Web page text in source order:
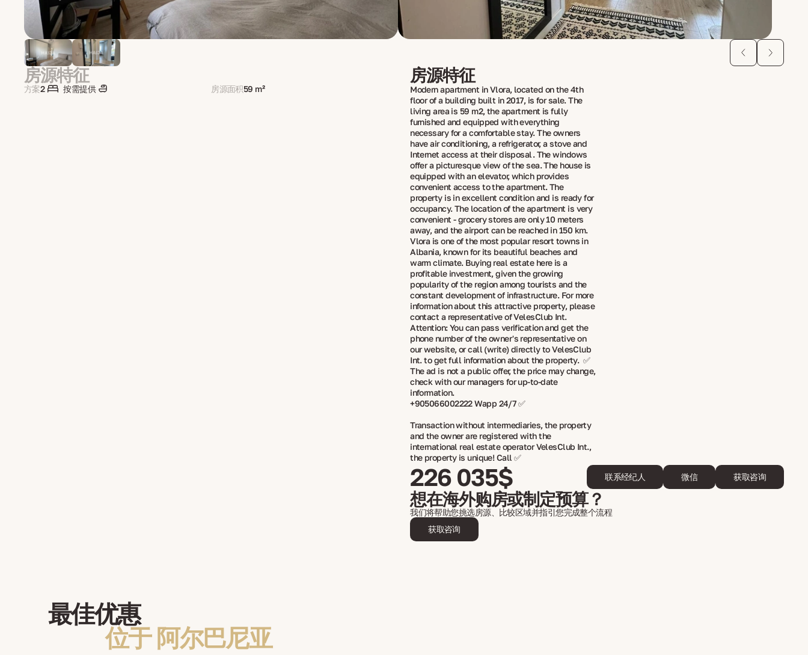
房源特征
方案2 按需提供 房源面积59 m²
房源特征
Modern apartment in Vlora, located on the 4th
floor of a building built in 2017, is for sale. The
living area is 59 m2, the apartment is fully
furnished and equipped with everything
necessary for a comfortable stay. The owners
have air conditioning, a refrigerator, a stove and
Internet access at their disposal. The windows
offer a picturesque view of the sea. The house is
equipped with an elevator, which provides
convenient access to the apartment. The
property is in excellent condition and is ready for
occupancy. The location of the apartment is very
convenient - grocery stores are only 10 meters
away, and the airport can be reached in 150 km.
Vlora is one of the most popular resort towns in
Albania, known for its beautiful beaches and
warm climate. Buying real estate here is a
profitable investment, given the growing
popularity of the region among tourists and the
constant development of infrastructure. For more
information about this attractive property, please
contact a representative of VelesClub Int.
Attention: You can pass verification and get the
phone number of the owner's representative on
our website, or call (write) directly to VelesClub
Int. to get full information about the property. ✅
The ad is not a public offer, the price may change,
check with our managers for up-to-date
information.
+905066002222 Wapp 24/7 ✅
Transaction without intermediaries, the property
and the owner are registered with the
international real estate operator VelesClub Int.,
the property is unique! Call ✅
226 035$ 联系经纪人 微信 获取咨询
想在海外购房或制定预算？
我们将帮助您挑选房源、比较区域并指引您完成整个流程
获取咨询
最佳优惠
位于 阿尔巴尼亚